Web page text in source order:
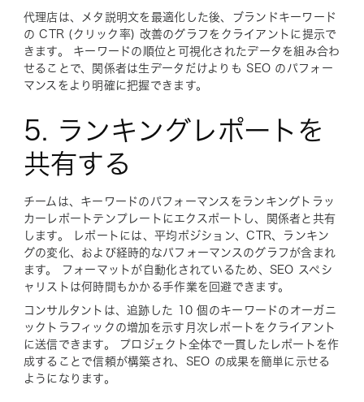
代理店は、メタ説明文を最適化した後、ブランドキーワード
の CTR (クリック率) 改善のグラフをクライアントに提示で
きます。 キーワードの順位と可視化されたデータを組み合わ
せることで、関係者は生データだけよりも SEO のパフォー
マンスをより明確に把握できます。
5. ランキングレポートを
共有する
チームは、キーワードのパフォーマンスをランキングトラッ
カーレポートテンプレートにエクスポートし、関係者と共有
します。 レポートには、平均ポジション、CTR、ランキン
グの変化、および経時的なパフォーマンスのグラフが含まれ
ます。 フォーマットが自動化されているため、SEO スペシ
ャリストは何時間もかかる手作業を回避できます。
コンサルタントは、追跡した 10 個のキーワードのオーガニ
ックトラフィックの増加を示す月次レポートをクライアント
に送信できます。 プロジェクト全体で一貫したレポートを作
成することで信頼が構築され、SEO の成果を簡単に示せる
ようになります。